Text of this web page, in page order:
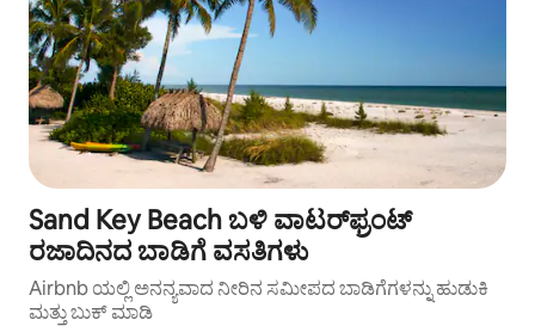
Sand Key Beach ಬಳಿ ವಾಟರ್‌ಫ್ರಂಟ್
ರಜಾದಿನದ ಬಾಡಿಗೆ ವಸತಿಗಳು
Airbnb ಯಲ್ಲಿ ಅನನ್ಯವಾದ ನೀರಿನ ಸಮೀಪದ ಬಾಡಿಗೆಗಳನ್ನು ಹುಡುಕಿ
ಮತ್ತು ಬುಕ್ ಮಾಡಿ